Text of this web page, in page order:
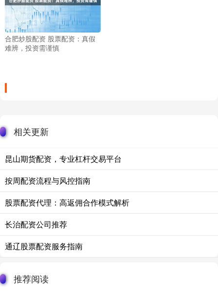
合肥炒股配资 股票配资：真假
难辨，投资需谨慎
相关更新
昆山期货配资，专业杠杆交易平台
按周配资流程与风控指南
股票配资代理：高返佣合作模式解析
长治配资公司推荐
通辽股票配资服务指南
推荐阅读